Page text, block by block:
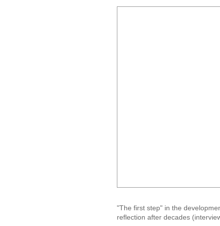
"The first step" in the
reflection after decades